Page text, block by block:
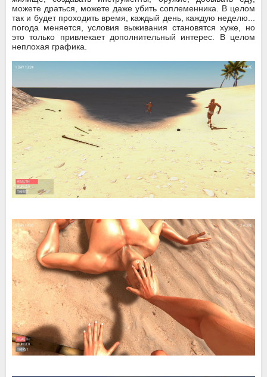
можете драться, можете даже убить соплеменника. В целом
так и будет проходить время, каждый день, каждую неделю...
погода меняется, условия выживания становятся хуже, но
это только привлекает дополнительный интерес. В целом
неплохая графика.